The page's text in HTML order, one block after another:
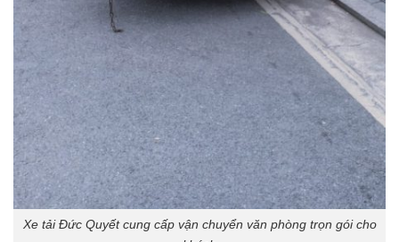
Xe tải Đức Quyết cung cấp vận chuyển văn phòng trọn gói cho